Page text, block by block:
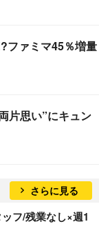
ファミマ45％増量
片思い”にキュン
さらに見る
フ/残業なし×週1